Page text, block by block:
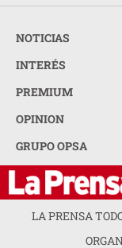
NOTICIAS
INTERÉS
PREMIUM
OPINION
GRUPO OPSA
LA PRENSA